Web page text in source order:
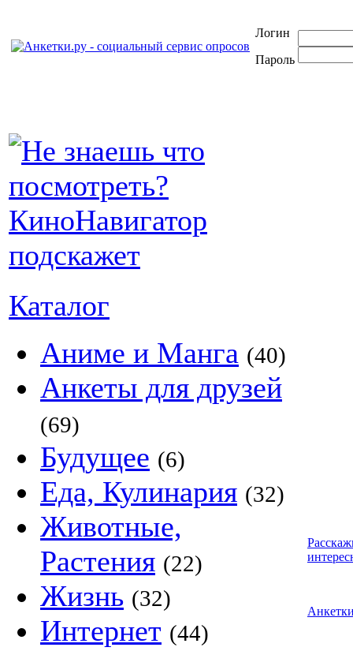
Логин
Пароль
Каталог
Аниме и Манга (40)
Анкеты для друзей
(69)
Будущее (6)
Еда, Кулинария (32)
Животные,
Растения (22)
Жизнь (32)
Интернет (44)